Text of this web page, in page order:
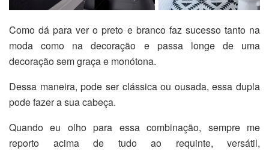
Como dá para ver o preto e branco faz sucesso tanto na
moda como na decoração e passa longe de uma
decoração sem graça e monótona.
Dessa maneira, pode ser clássica ou ousada, essa dupla
pode fazer a sua cabeça.
Quando eu olho para essa combinação, sempre me
reporto acima de tudo ao requinte, versátil,